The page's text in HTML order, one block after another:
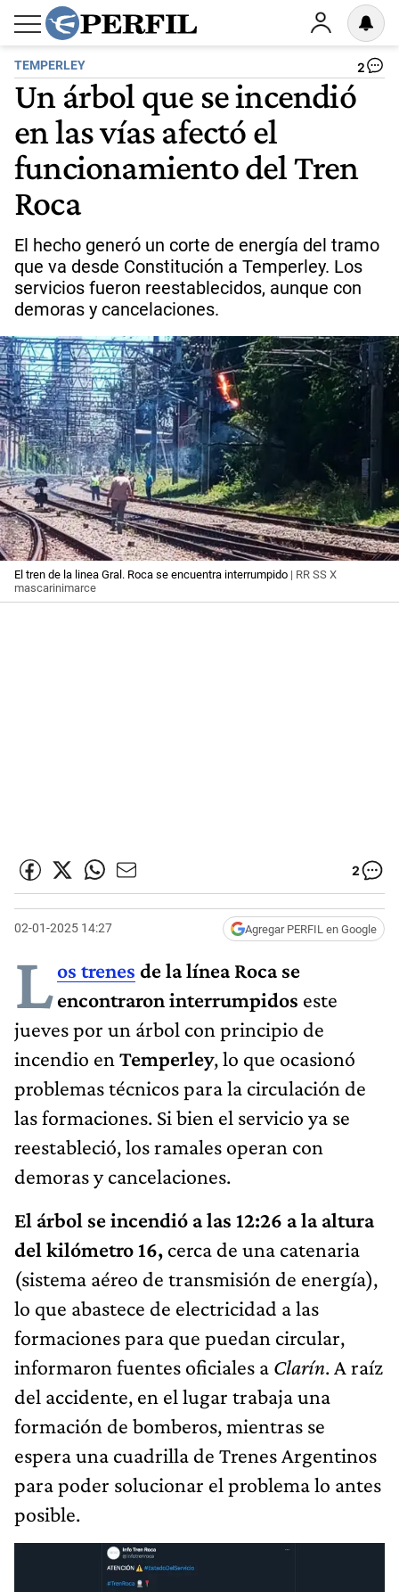
TEMPERLEY 2
Un árbol que se incendió
en las vías afectó el
funcionamiento del Tren
Roca
El hecho generó un corte de energía del tramo
que va desde Constitución a Temperley. Los
servicios fueron reestablecidos, aunque con
demoras y cancelaciones.
El tren de la linea Gral. Roca se encuentra interrumpido | RR SS X
mascarinimarce
2
02-01-2025 14:27 Agregar PERFIL en Google
Los trenes de la línea Roca se
encontraron interrumpidos este
jueves por un árbol con principio de
incendio en Temperley, lo que ocasionó
problemas técnicos para la circulación de
las formaciones. Si bien el servicio ya se
reestableció, los ramales operan con
demoras y cancelaciones.
El árbol se incendió a las 12:26 a la altura
del kilómetro 16, cerca de una catenaria
(sistema aéreo de transmisión de energía),
lo que abastece de electricidad a las
formaciones para que puedan circular,
informaron fuentes oficiales a Clarín. A raíz
del accidente, en el lugar trabaja una
formación de bomberos, mientras se
espera una cuadrilla de Trenes Argentinos
para poder solucionar el problema lo antes
posible.